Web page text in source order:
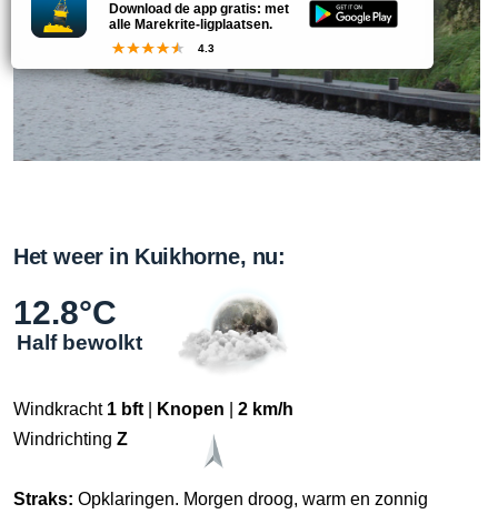
Het weer in Kuikhorne, nu:
12.8°C
Half bewolkt
Windkracht 1 bft Knopen
2 km/h
Windrichting Z
Straks: Opklaringen. Morgen droog, warm en zonnig
Download de app gratis: met
alle Marekrite-ligplaatsen.
4.3